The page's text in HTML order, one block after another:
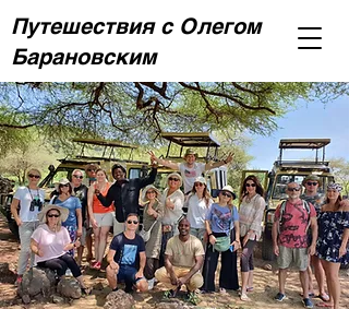
Путешествия с Олегом
Барановским